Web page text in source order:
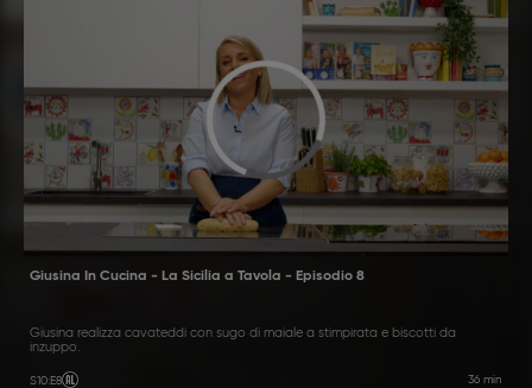
Giusina In Cucina - La Sicilia a Tavola - Episodio 8
Giusina realizza cavateddi con sugo di maiale a stimpirata e biscotti da
inzuppo.
S10:E8 36 min